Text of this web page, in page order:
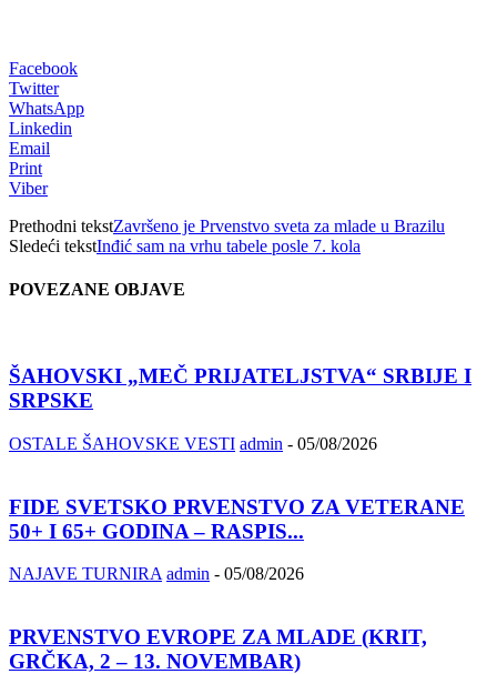
Facebook
Twitter
WhatsApp
Linkedin
Email
Print
Viber
Prethodni tekstZavršeno je Prvenstvo sveta za mlade u Brazilu
Sledeći tekstInđić sam na vrhu tabele posle 7. kola
POVEZANE OBJAVE
ŠAHOVSKI „MEČ PRIJATELJSTVA“ SRBIJE I
SRPSKE
OSTALE ŠAHOVSKE VESTI admin - 05/08/2026
FIDE SVETSKO PRVENSTVO ZA VETERANE
50+ I 65+ GODINA – RASPIS...
NAJAVE TURNIRA admin - 05/08/2026
PRVENSTVO EVROPE ZA MLADE (KRIT,
GRČKA, 2 – 13. NOVEMBAR)